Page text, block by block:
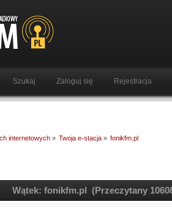
Szukaj Zaloguj się Rejestracja
internetowych» Twoja e-stacja» fonikfm.pl
Wątek: fonikfm.pl (Przeczytany